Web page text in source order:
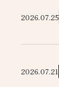
2026.07.25
2026.07.21